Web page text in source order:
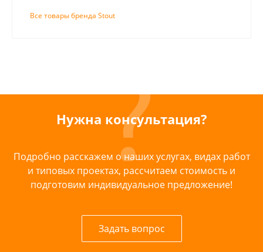
Все товары бренда Stout
Нужна консультация?
Подробно расскажем о наших услугах, видах работ
и типовых проектах, рассчитаем стоимость и
подготовим индивидуальное предложение!
Задать вопрос